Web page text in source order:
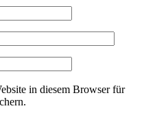
in diesem Browser für